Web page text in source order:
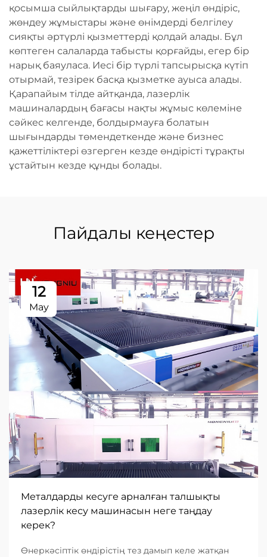
қосымша сыйлықтарды шығару, жеңіл өндіріс,
жөндеу жұмыстары және өнімдерді белгілеу
сияқты әртүрлі қызметтерді қолдай алады. Бұл
көптеген салаларда табысты қорғайды, егер бір
нарық баяуласа. Иесі бір түрлі тапсырысқа күтіп
отырмай, тезірек басқа қызметке ауыса алады.
Қарапайым тілде айтқанда, лазерлік
машиналардың бағасы нақты жұмыс көлеміне
сәйкес келгенде, болдырмауға болатын
шығындарды төмендеткенде және бизнес
қажеттіліктері өзгерген кезде өндірісті тұрақты
ұстайтын кезде құнды болады.
Пайдалы кеңестер
12
May
Металдарды кесуге арналған талшықты
лазерлік кесу машинасын неге таңдау
керек?
Өнеркәсіптік өндірістің тез дамып келе жатқан